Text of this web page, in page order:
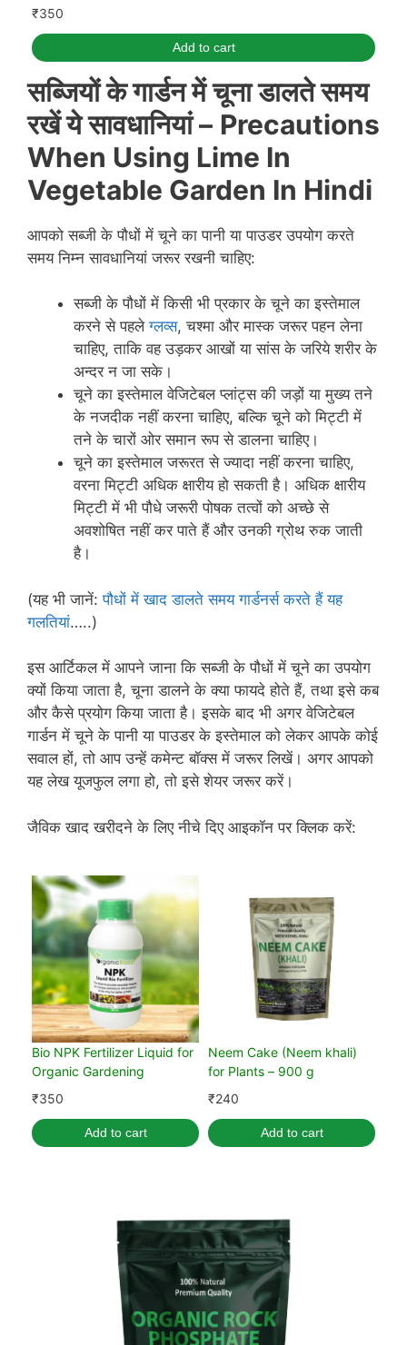
₹350
Add to cart
सब्जियों के गार्डन में चूना डालते समय
रखें ये सावधानियां – Precautions
When Using Lime In
Vegetable Garden In Hindi
आपको सब्जी के पौधों में चूने का पानी या पाउडर उपयोग करते
समय निम्न सावधानियां जरूर रखनी चाहिए:
सब्जी के पौधों में किसी भी प्रकार के चूने का इस्तेमाल
करने से पहलेग्लव्स, चश्मा और मास्क जरूर पहन लेना
चाहिए, ताकि वह उड़कर आखों या सांस के जरिये शरीर के
अन्दर न जा सके।
चूने का इस्तेमाल वेजिटेबल प्लांट्स की जड़ों या मुख्य तने
के नजदीक नहीं करना चाहिए, बल्कि चूने को मिट्टी में
तने के चारों ओर समान रूप से डालना चाहिए।
चूने का इस्तेमाल जरूरत से ज्यादा नहीं करना चाहिए,
वरना मिट्टी अधिक क्षारीय हो सकती है। अधिक क्षारीय
मिट्टी में भी पौधे जरूरी पोषक तत्वों को अच्छे से
अवशोषित नहीं कर पाते हैं और उनकी ग्रोथ रुक जाती
है।
(यह भी जानें:पौधों में खाद डालते समय गार्डनर्स करते हैं यह
गलतियां…..)
इस आर्टिकल में आपने जाना कि सब्जी के पौधों में चूने का उपयोग
क्यों किया जाता है, चूना डालने के क्या फायदे होते हैं, तथा इसे कब
और कैसे प्रयोग किया जाता है। इसके बाद भी अगर वेजिटेबल
गार्डन में चूने के पानी या पाउडर के इस्तेमाल को लेकर आपके कोई
सवाल हों, तो आप उन्हें कमेन्ट बॉक्स में जरूर लिखें। अगर आपको
यह लेख यूजफुल लगा हो, तो इसे शेयर जरूर करें।
जैविक खाद खरीदने के लिए नीचे दिए आइकॉन पर क्लिक करें:
Bio NPK Fertilizer Liquid for
Organic Gardening
₹350
Add to cart
Neem Cake (Neem khali)
for Plants – 900 g
₹240
Add to cart